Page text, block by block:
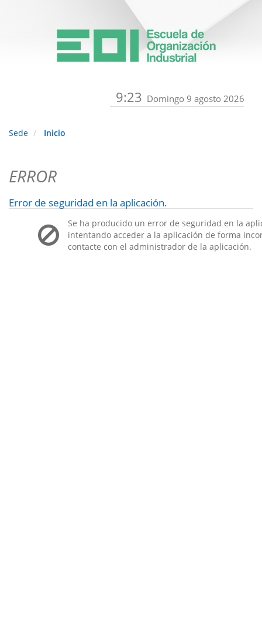
9:23 Domingo 9 agosto 2026
Sede Inicio
ERROR
Error de seguridad en la aplicación.
Se ha producido un error de seguridad en la
intentando acceder a la aplicación de forma
contacte con el administrador de la aplicación.